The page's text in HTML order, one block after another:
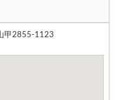
甲2855-1123